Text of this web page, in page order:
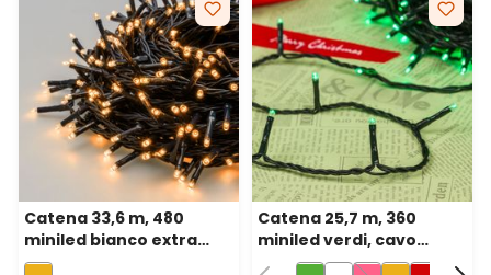
Catena 33,6 m, 480
miniled bianco extra
caldo, cavo verde
Catena 25,7 m, 360
miniled verdi, cavo
verde